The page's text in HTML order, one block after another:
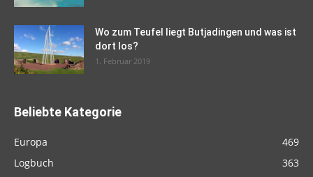
Wo zum Teufel liegt Butjadingen und was ist
dort los?
1. Februar 2019
Beliebte Kategorie
Europa
469
Logbuch
363